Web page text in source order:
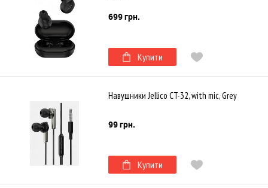
699 грн.
Купити
Навушники Jellico CT-32, with mic, Grey
99 грн.
Купити